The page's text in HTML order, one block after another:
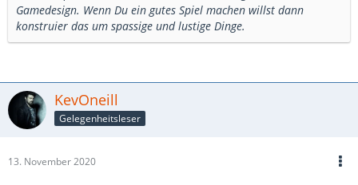
Gamedesign. Wenn Du ein gutes Spiel machen willst dann
konstruier das um spassige und lustige Dinge.
KevOneill
Gelegenheitsleser
13. November 2020